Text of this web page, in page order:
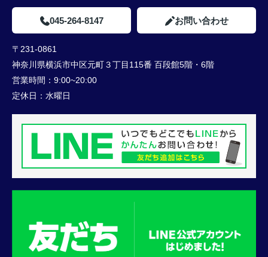
045-264-8147 お問い合わせ
〒231-0861
神奈川県横浜市中区元町３丁目115番 百段館5階・6階
営業時間： 9:00~20:00
定休日： 水曜日